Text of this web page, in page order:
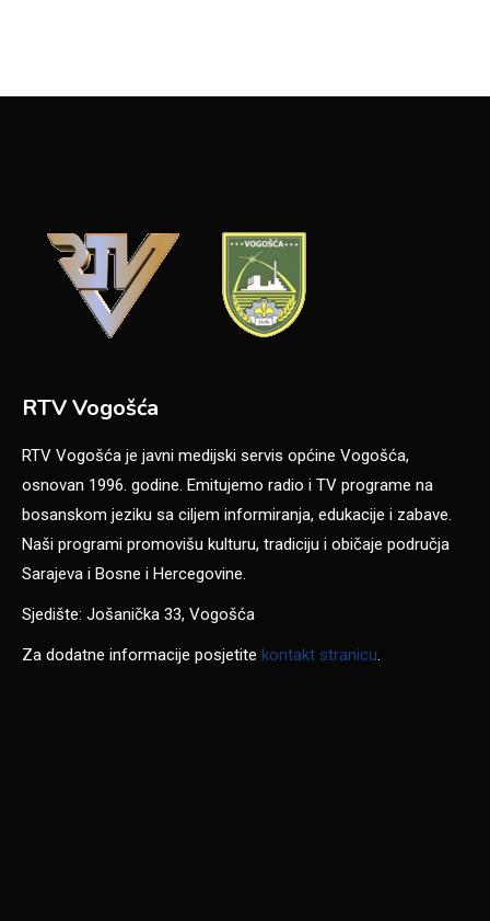
RTV Vogošća
RTV Vogošća je javni medijski servis općine Vogošća,
osnovan 1996. godine. Emitujemo radio i TV programe na
bosanskom jeziku sa ciljem informiranja, edukacije i zabave.
Naši programi promovišu kulturu, tradiciju i običaje područja
Sarajeva i Bosne i Hercegovine.
Sjedište: Jošanička 33, Vogošća
Za dodatne informacije posjetite kontakt stranicu